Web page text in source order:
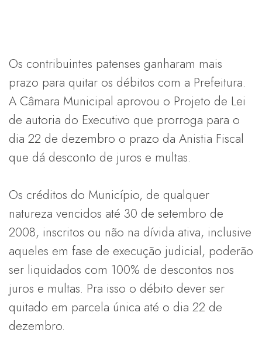
Os contribuintes patenses ganharam mais
prazo para quitar os débitos com a Prefeitura.
A Câmara Municipal aprovou o Projeto de Lei
de autoria do Executivo que prorroga para o
dia 22 de dezembro o prazo da Anistia Fiscal
que dá desconto de juros e multas.
Os créditos do Município, de qualquer
natureza vencidos até 30 de setembro de
2008, inscritos ou não na dívida ativa, inclusive
aqueles em fase de execução judicial, poderão
ser liquidados com 100% de descontos nos
juros e multas. Pra isso o débito dever ser
quitado em parcela única até o dia 22 de
dezembro.